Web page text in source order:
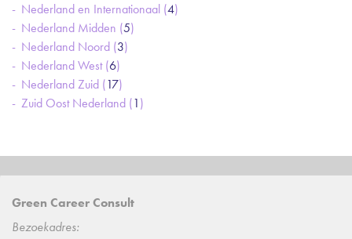
Nederland en Internationaal (4)
Nederland Midden (5)
Nederland Noord (3)
Nederland West (6)
Nederland Zuid (17)
Zuid Oost Nederland (1)
Green Career Consult
Bezoekadres: